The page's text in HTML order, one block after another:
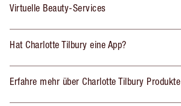
Virtuelle Beauty-Services
Hat Charlotte Tilbury eine App?
Erfahre mehr über Charlotte Tilbury Produkte